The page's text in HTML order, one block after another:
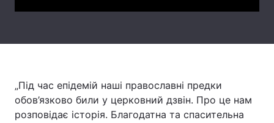
Лонгріди
Відео з Youtube Статті
„Під час епідемій наші православні предки
обов’язково били у церковний дзвін. Про це нам
розповідає історія. Благодатна та спасительна